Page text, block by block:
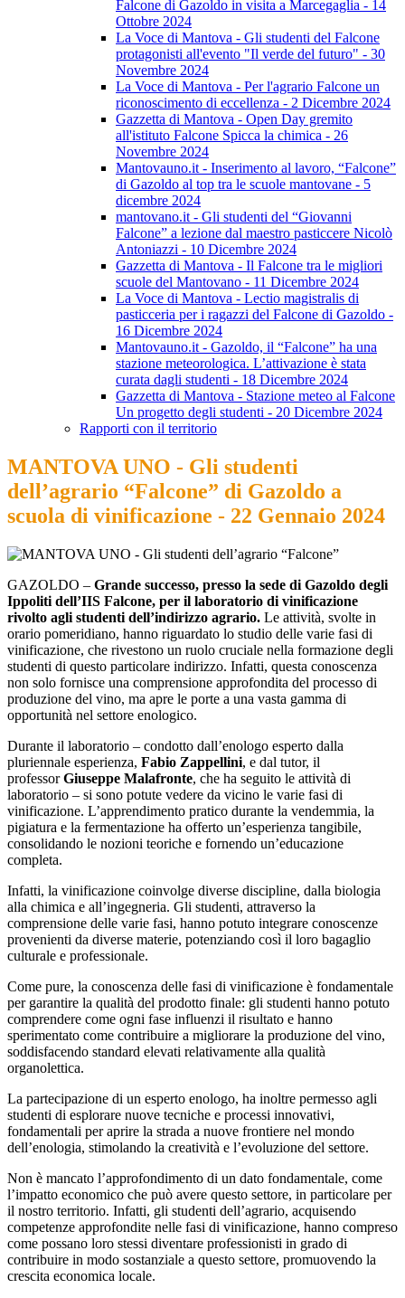
Falcone di Gazoldo in visita a Marcegaglia - 14
Ottobre 2024
La Voce di Mantova - Gli studenti del Falcone
protagonisti all'evento "Il verde del futuro" - 30
Novembre 2024
La Voce di Mantova - Per l'agrario Falcone un
riconoscimento di eccellenza - 2 Dicembre 2024
Gazzetta di Mantova - Open Day gremito
all'istituto Falcone Spicca la chimica - 26
Novembre 2024
Mantovauno.it - Inserimento al lavoro, “Falcone”
di Gazoldo al top tra le scuole mantovane - 5
dicembre 2024
mantovano.it - Gli studenti del “Giovanni
Falcone” a lezione dal maestro pasticcere Nicolò
Antoniazzi - 10 Dicembre 2024
Gazzetta di Mantova - Il Falcone tra le migliori
scuole del Mantovano - 11 Dicembre 2024
La Voce di Mantova - Lectio magistralis di
pasticceria per i ragazzi del Falcone di Gazoldo -
16 Dicembre 2024
Mantovauno.it - Gazoldo, il “Falcone” ha una
stazione meteorologica. L’attivazione è stata
curata dagli studenti - 18 Dicembre 2024
Gazzetta di Mantova - Stazione meteo al Falcone
Un progetto degli studenti - 20 Dicembre 2024
Rapporti con il territorio
MANTOVA UNO - Gli studenti
dell’agrario “Falcone” di Gazoldo a
scuola di vinificazione - 22 Gennaio 2024
GAZOLDO – Grande successo, presso la sede di Gazoldo degli
Ippoliti dell’IIS Falcone, per il laboratorio di vinificazione
rivolto agli studenti dell’indirizzo agrario. Le attività, svolte in
orario pomeridiano, hanno riguardato lo studio delle varie fasi di
vinificazione, che rivestono un ruolo cruciale nella formazione degli
studenti di questo particolare indirizzo. Infatti, questa conoscenza
non solo fornisce una comprensione approfondita del processo di
produzione del vino, ma apre le porte a una vasta gamma di
opportunità nel settore enologico.
Durante il laboratorio – condotto dall’enologo esperto dalla
pluriennale esperienza, Fabio Zappellini, e dal tutor, il
professorGiuseppe Malafronte, che ha seguito le attività di
laboratorio – si sono potute vedere da vicino le varie fasi di
vinificazione. L’apprendimento pratico durante la vendemmia, la
pigiatura e la fermentazione ha offerto un’esperienza tangibile,
consolidando le nozioni teoriche e fornendo un’educazione
completa.
Infatti, la vinificazione coinvolge diverse discipline, dalla biologia
alla chimica e all’ingegneria. Gli studenti, attraverso la
comprensione delle varie fasi, hanno potuto integrare conoscenze
provenienti da diverse materie, potenziando così il loro bagaglio
culturale e professionale.
Come pure, la conoscenza delle fasi di vinificazione è fondamentale
per garantire la qualità del prodotto finale: gli studenti hanno potuto
comprendere come ogni fase influenzi il risultato e hanno
sperimentato come contribuire a migliorare la produzione del vino,
soddisfacendo standard elevati relativamente alla qualità
organolettica.
La partecipazione di un esperto enologo, ha inoltre permesso agli
studenti di esplorare nuove tecniche e processi innovativi,
fondamentali per aprire la strada a nuove frontiere nel mondo
dell’enologia, stimolando la creatività e l’evoluzione del settore.
Non è mancato l’approfondimento di un dato fondamentale, come
l’impatto economico che può avere questo settore, in particolare per
il nostro territorio. Infatti, gli studenti dell’agrario, acquisendo
competenze approfondite nelle fasi di vinificazione, hanno compreso
come possano loro stessi diventare professionisti in grado di
contribuire in modo sostanziale a questo settore, promuovendo la
crescita economica locale.